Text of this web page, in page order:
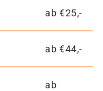
ab €25,-
ab €44,-
ab